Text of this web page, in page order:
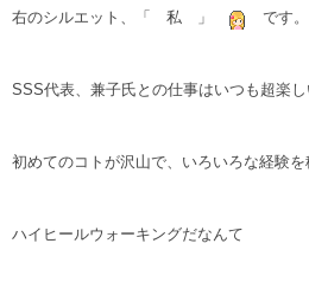
右のシルエット、「 私 」 です。
SSS代表、兼子氏との仕事はいつも超楽
初めてのコトが沢山で、いろいろな経験
ハイヒールウォーキングだなんて